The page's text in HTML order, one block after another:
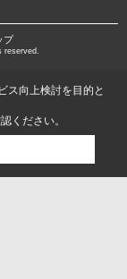
プ
reserved.
ス向上検討を目的と
ください。